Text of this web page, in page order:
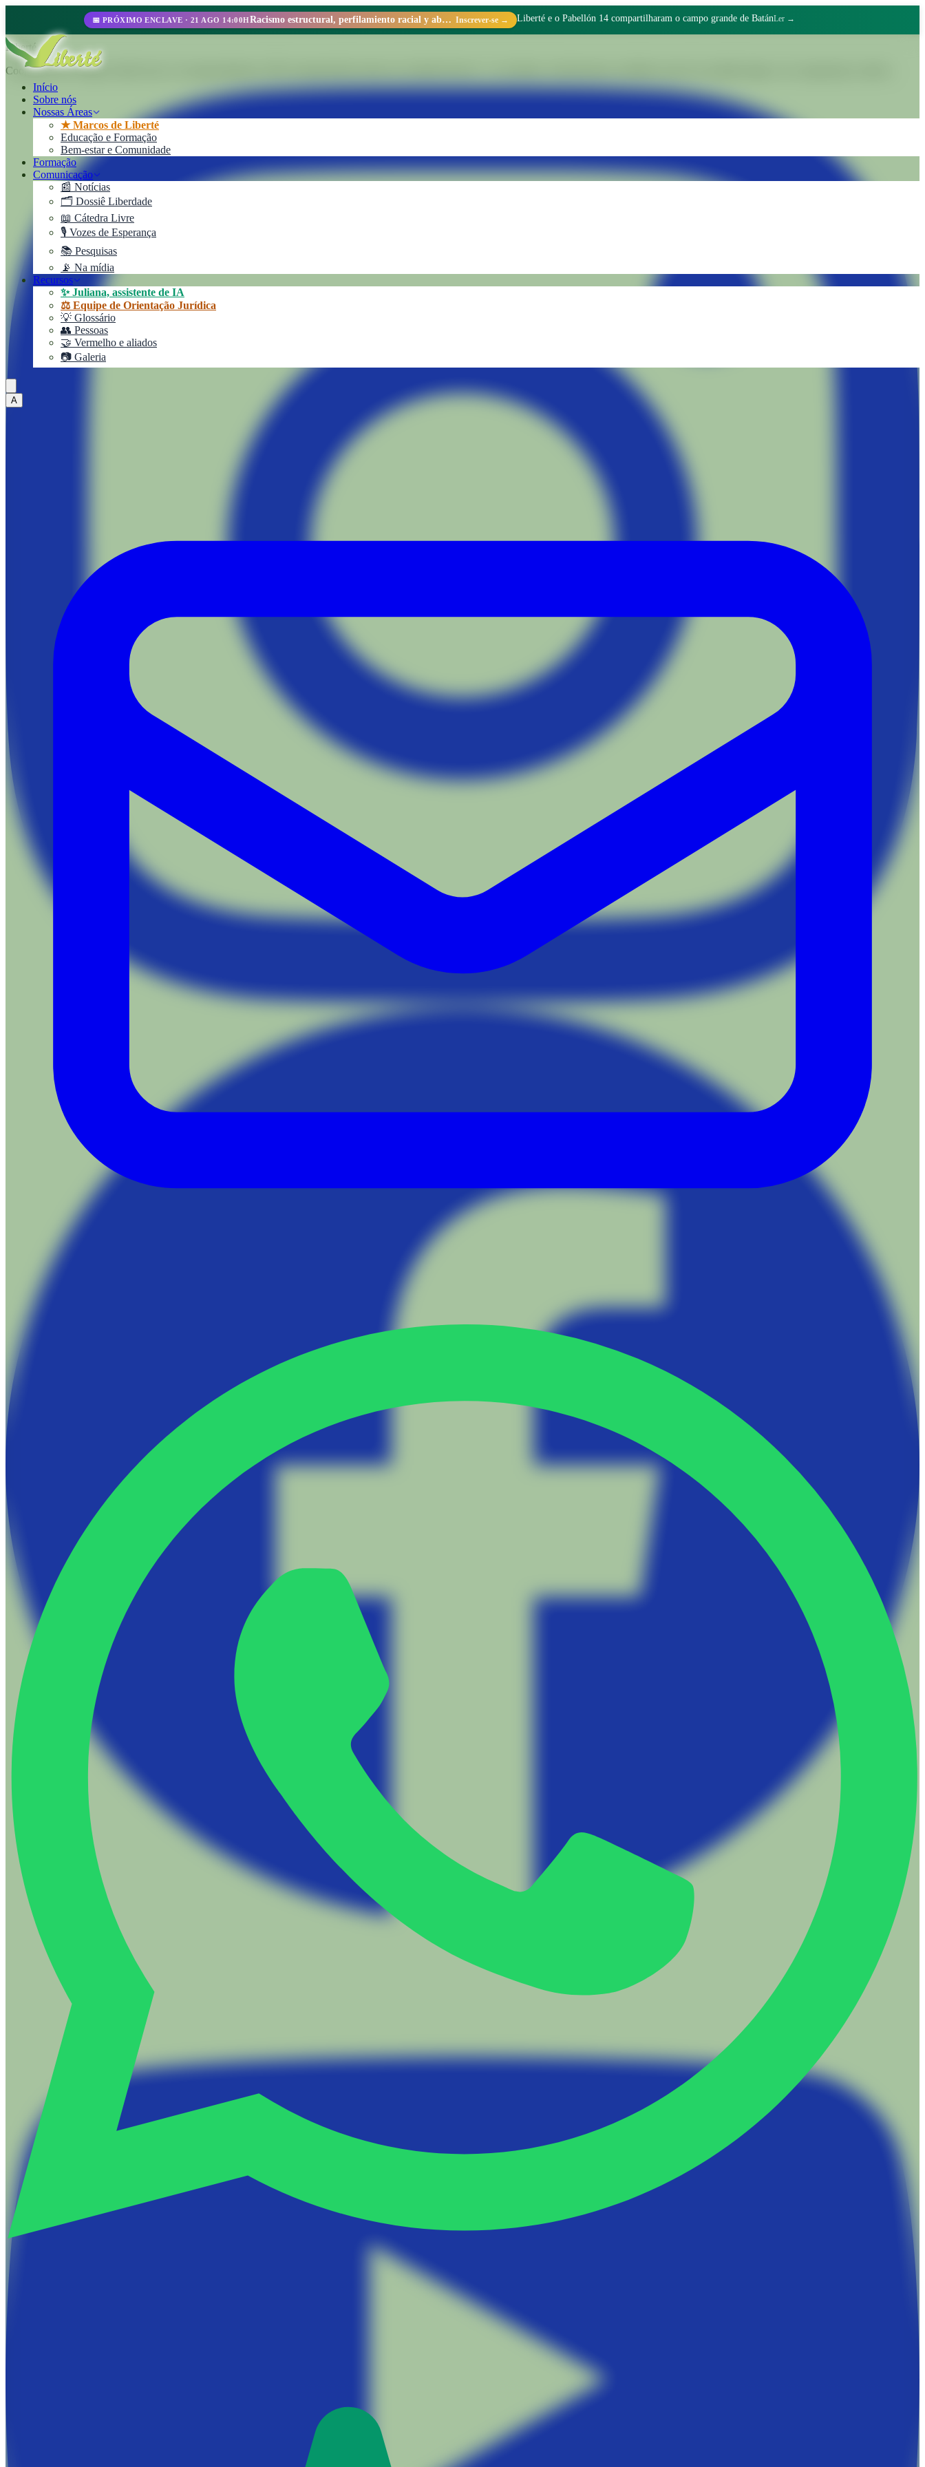
📅 PRÓXIMO ENCLAVE · 21 AGO 14:00H Racismo estructural, perfilamiento racial y abolicionismo carcelario. Inscrever-se → Liberté e o Pabellón 14 compartilharam o campo grande de BatánLer →
Início
Sobre nós
Nossas Áreas
★ Marcos de Liberté
Educação e Formação
Bem-estar e Comunidade
Formação
Comunicação
📰 Notícias
🗂️ Dossiê Liberdade
📖 Cátedra Livre
🎙️ Vozes de Esperança
📚 Pesquisas
📡 Na mídia
Recursos
✨ Juliana, assistente de IA
⚖️ Equipe de Orientação Jurídica
💡 Glossário
👥 Pessoas
🤝 Vermelho e aliados
📷 Galeria
A
Liberté
Cooperativa de Trabajo Liberté Ltda. Um empreendimento 100% autogestionário dentro da Unidade Penal N.° 15 de Batán. Transformamos realidades através do trabalho digno e do compromisso coletivo.